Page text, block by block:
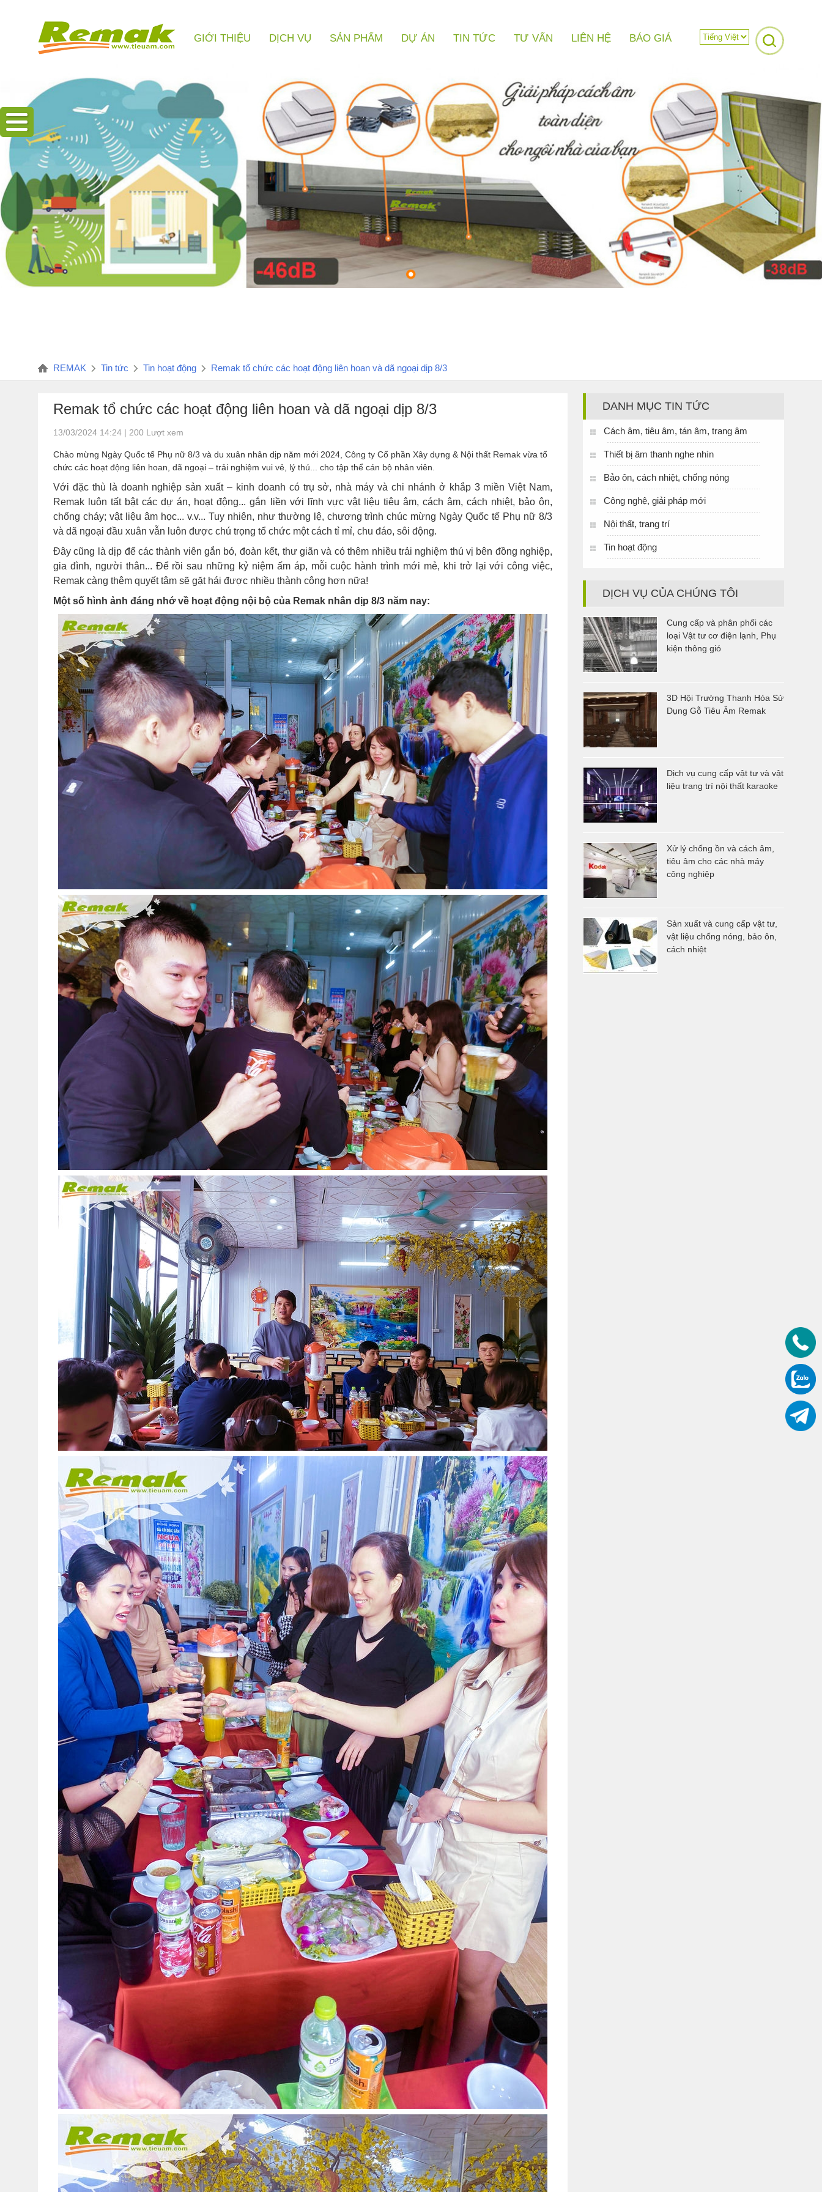
GIỚI THIỆU DỊCH VỤ SẢN PHẨM DỰ ÁN TIN TỨC TƯ VẤN LIÊN HỆ BÁO GIÁ
REMAK Tin tức Tin hoạt động Remak tổ chức các hoạt động liên hoan và dã ngoại dịp 8/3
Remak tổ chức các hoạt động liên hoan và dã ngoại dịp 8/3
13/03/2024 14:24 | 200 Lượt xem
Chào mừng Ngày Quốc tế Phụ nữ 8/3 và du xuân nhân dịp năm mới 2024, Công ty Cổ phần Xây dựng & Nội thất Remak vừa tổ
chức các hoạt động liên hoan, dã ngoại – trải nghiệm vui vẻ, lý thú... cho tập thể cán bộ nhân viên.
Hotline:
Với đặc thù là doanh nghiệp sản xuất – kinh doanh có trụ sở, nhà máy và chi nhánh ở khắp 3 miền Việt Nam,
Remak luôn tất bật các dự án, hoạt động... gắn liền với lĩnh vực vật liệu tiêu âm, cách âm, cách nhiệt, bảo ôn,
chống cháy; vật liệu âm học... v.v... Tuy nhiên, như thường lệ, chương trình chúc mừng Ngày Quốc tế Phụ nữ 8/3
và dã ngoại đầu xuân vẫn luôn được chú trọng tổ chức một cách tỉ mỉ, chu đáo, sôi động.
Đây cũng là dịp để các thành viên gắn bó, đoàn kết, thư giãn và có thêm nhiều trải nghiệm thú vị bên đồng nghiệp,
gia đình, người thân... Để rồi sau những kỷ niệm ấm áp, mỗi cuộc hành trình mới mẻ, khi trở lại với công việc,
Remak càng thêm quyết tâm sẽ gặt hái được nhiều thành công hơn nữa!
Một số hình ảnh đáng nhớ về hoạt động nội bộ của Remak nhân dịp 8/3 năm nay:
DANH MỤC TIN TỨC
Cách âm, tiêu âm, tán âm, trang âm
Thiết bị âm thanh nghe nhìn
Bảo ôn, cách nhiệt, chống nóng
Công nghệ, giải pháp mới
Nội thất, trang trí
Tin hoạt động
DỊCH VỤ CỦA CHÚNG TÔI
Cung cấp và phân phối các
loại Vật tư cơ điện lạnh, Phụ
kiện thông gió
3D Hội Trường Thanh Hóa Sử
Dụng Gỗ Tiêu Âm Remak
Dịch vụ cung cấp vật tư và vật
liệu trang trí nội thất karaoke
Xử lý chống ồn và cách âm,
tiêu âm cho các nhà máy
công nghiệp
Sản xuất và cung cấp vật tư,
vật liệu chống nóng, bảo ôn,
cách nhiệt